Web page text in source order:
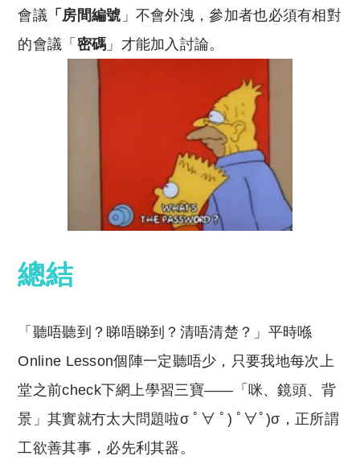
會議 「房間編號 」不會外洩，參加者也必須有相對
的會議「 密碼 」才能加入討論。
總結
「聽唔聽到？睇唔睇到？清唔清楚？」平時喺
Online Lesson個陣一定聽唔少，只要我地每次上
堂之前check下網上學習三寶——「咪、鏡頭、背
景」其實就冇太大問題啦σ ﾟ∀ ﾟ) ﾟ∀ﾟ)σ，正所謂
工欲善其事，必先利其器。